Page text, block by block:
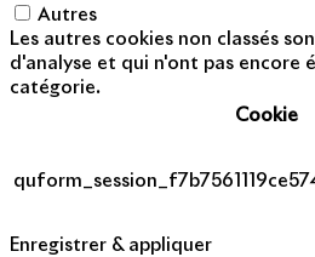
Autres
Les autres cookies non classés
d'analyse et qui n'ont pas encore
catégorie.
Cookie
Enregistrer & appliquer